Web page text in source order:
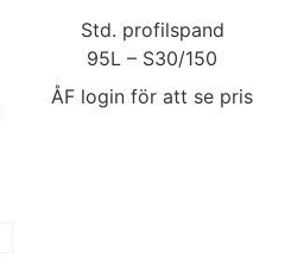
Std. profilspand
95L – S30/150
ÅF login för att se pris